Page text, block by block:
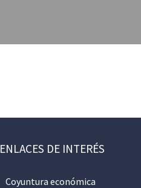
ENLACES DE INTERÉS
Coyuntura económica